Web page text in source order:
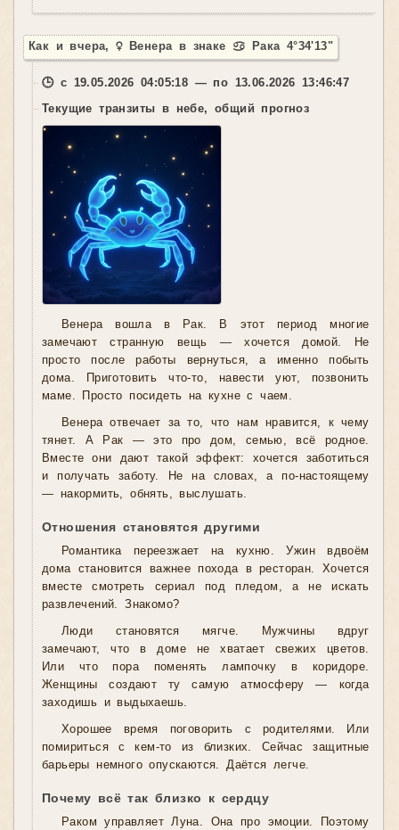
Как и вчера, ♀ Венера в знаке ♋ Рака 4°34'13"
🕒 с 19.05.2026 04:05:18 — по 13.06.2026 13:46:47
Текущие транзиты в небе, общий прогноз
Венера вошла в Рак. В этот период многие
замечают странную вещь — хочется домой. Не
просто после работы вернуться, а именно побыть
дома. Приготовить что-то, навести уют, позвонить
маме. Просто посидеть на кухне с чаем.
Венера отвечает за то, что нам нравится, к чему
тянет. А Рак — это про дом, семью, всё родное.
Вместе они дают такой эффект: хочется заботиться
и получать заботу. Не на словах, а по-настоящему
— накормить, обнять, выслушать.
Отношения становятся другими
Романтика переезжает на кухню. Ужин вдвоём
дома становится важнее похода в ресторан. Хочется
вместе смотреть сериал под пледом, а не искать
развлечений. Знакомо?
Люди становятся мягче. Мужчины вдруг
замечают, что в доме не хватает свежих цветов.
Или что пора поменять лампочку в коридоре.
Женщины создают ту самую атмосферу — когда
заходишь и выдыхаешь.
Хорошее время поговорить с родителями. Или
помириться с кем-то из близких. Сейчас защитные
барьеры немного опускаются. Даётся легче.
Почему всё так близко к сердцу
Раком управляет Луна. Она про эмоции. Поэтому